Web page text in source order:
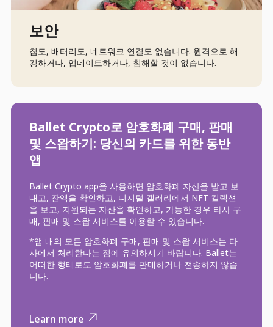
보안
칩도, 배터리도, 네트워크 연결도 없습니다. 원격으로 해
킹하거나, 업데이트하거나, 침해할 것이 없습니다.
Ballet Crypto로 암호화폐 구매, 판매
및 스왑하기: 당신의 카드를 위한 동반
앱
Ballet Crypto app을 사용하면 암호화폐 자산을 받고 보
내고, 잔액을 확인하고, 디지털 갤러리에서 NFT 컬렉션
을 보고, 지원되는 자산을 확인하고, 가능한 경우 타사 구
매, 판매 및 스왑 서비스를 이용할 수 있습니다.
*앱 내의 모든 암호화폐 구매, 판매 및 스왑 서비스는 타
사에서 처리한다는 점에 유의하시기 바랍니다. Ballet는
어떠한 형태로도 암호화폐를 판매하거나 전송하지 않습
니다.
Learn more